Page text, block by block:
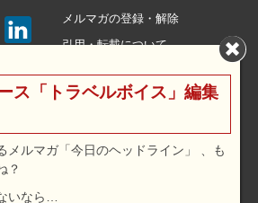
メルマガの登録・解除
引用・転載について
利用規約
広告メニュー・料金
ス「トラベルボイス」編集
メルマガ「今日のヘッドライン」 、も
？
いなら…